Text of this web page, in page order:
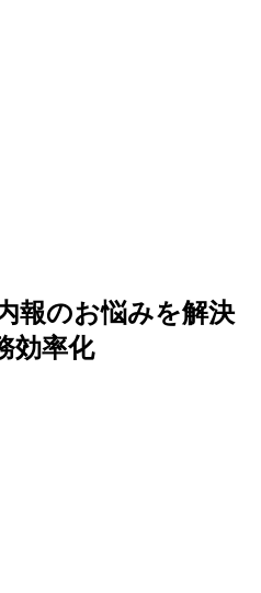
報のお悩みを解決
効率化